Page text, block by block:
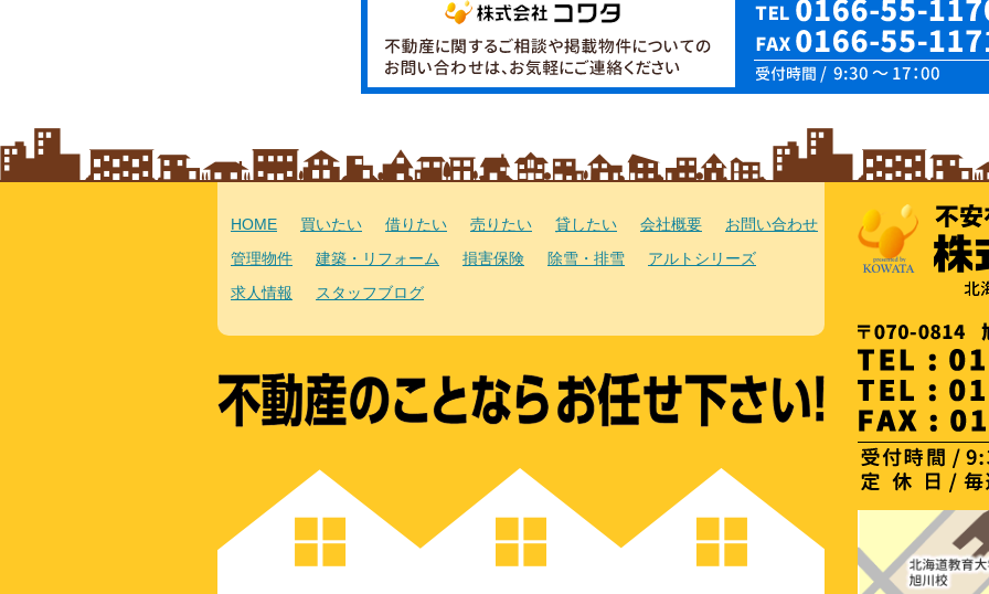
HOME 買いたい 借りたい 売りたい 貸したい 会社概要 お問い合わせ
管理物件 建築・リフォーム 損害保険 除雪・排雪 アルトシリーズ
求人情報 スタッフブログ